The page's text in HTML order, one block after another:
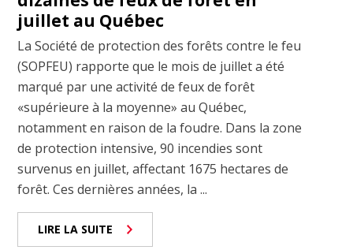
juillet au Québec
La Société de protection des forêts contre le feu
(SOPFEU) rapporte que le mois de juillet a été
marqué par une activité de feux de forêt
«supérieure à la moyenne» au Québec,
notamment en raison de la foudre. Dans la zone
de protection intensive, 90 incendies sont
survenus en juillet, affectant 1675 hectares de
forêt. Ces dernières années, la ...
LIRE LA SUITE